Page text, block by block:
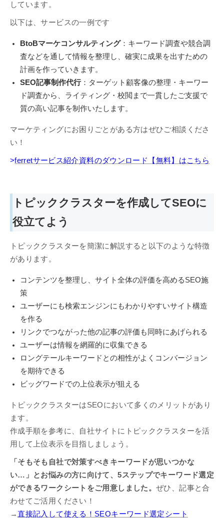
しています。
以下は、サービスの一例です
BtoBマーケコンサルティング：キーワード調査や競合調
査などを通して情報を整理し、確実に成果を出すための
計画を作っていきます。
SEO記事制作代行：ターゲット顧客像の整理・キーワー
ド調査から、ライティング・校閲まで一貫したご支援で
質の高い記事を制作いたします。
マーケティングにお困りごとがある方はぜひご相談くださ
い！
>ferretサービス紹介資料のダウンロード【無料】はこちら
トピッククラスターを作成してSEOに
役立てよう
トピッククラスターを簡潔に解説すると以下のような特徴
があります。
コンテンツを整理し、サイト全体の評価を高めるSEO施
策
ユーザーにも検索エンジンにもわかりやすいサイト構造
を作る
リンクでつながった他の記事の評価も同時にあげられる
ユーザーは情報を網羅的に収集できる
ロングテールキーワードとの相性がよくコンバージョン
を期待できる
ビッグワードでの上位表示が狙える
トピッククラスターはSEOにおいて多くのメリットがあり
ます。
作成手順を参考に、自社サイトにトピッククラスターを活
用して上位表示を目指しましょう。
「そもそも自社で対策すべきキーワードが思いつかな
い…」とお悩みの方に向けて、5ステップでキーワード選定
ができるワークシートをご用意しました。ぜひ、記事と合
わせてご活用ください！
→直接記入して使える！SEOキーワード選定シート